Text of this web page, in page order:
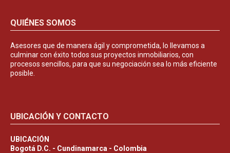
QUIÉNES SOMOS
Asesores que de manera ágil y comprometida, lo llevamos a
culminar con éxito todos sus proyectos inmobiliarios, con
procesos sencillos, para que su negociación sea lo más eficiente
posible.
UBICACIÓN Y CONTACTO
UBICACIÓN
Bogotá D.C. - Cundinamarca - Colombia